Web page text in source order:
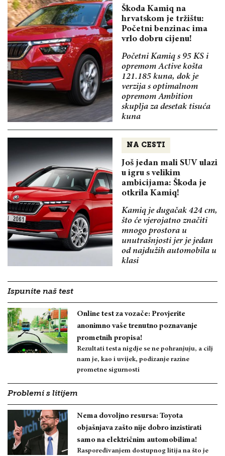
Škoda Kamiq na
hrvatskom je tržištu:
Početni benzinac ima
vrlo dobru cijenu!
Početni Kamiq s 95 KS i
opremom Active košta
121.185 kuna, dok je
verzija s optimalnom
opremom Ambition
skuplja za desetak tisuća
kuna
NA CESTI
Još jedan mali SUV ulazi
u igru s velikim
ambicijama: Škoda je
otkrila Kamiq!
Kamiq je dugačak 424 cm,
što će vjerojatno značiti
mnogo prostora u
unutrašnjosti jer je jedan
od najdužih automobila u
klasi
Ispunite naš test
Online test za vozače: Provjerite
anonimno vaše trenutno poznavanje
prometnih propisa!
Rezultati testa nigdje se ne pohranjuju, a cilj
nam je, kao i uvijek, podizanje razine
prometne sigurnosti
Problemi s litijem
Nema dovoljno resursa: Toyota
objašnjava zašto nije dobro inzistirati
samo na električnim automobilima!
Raspoređivanjem dostupnog litija na što je